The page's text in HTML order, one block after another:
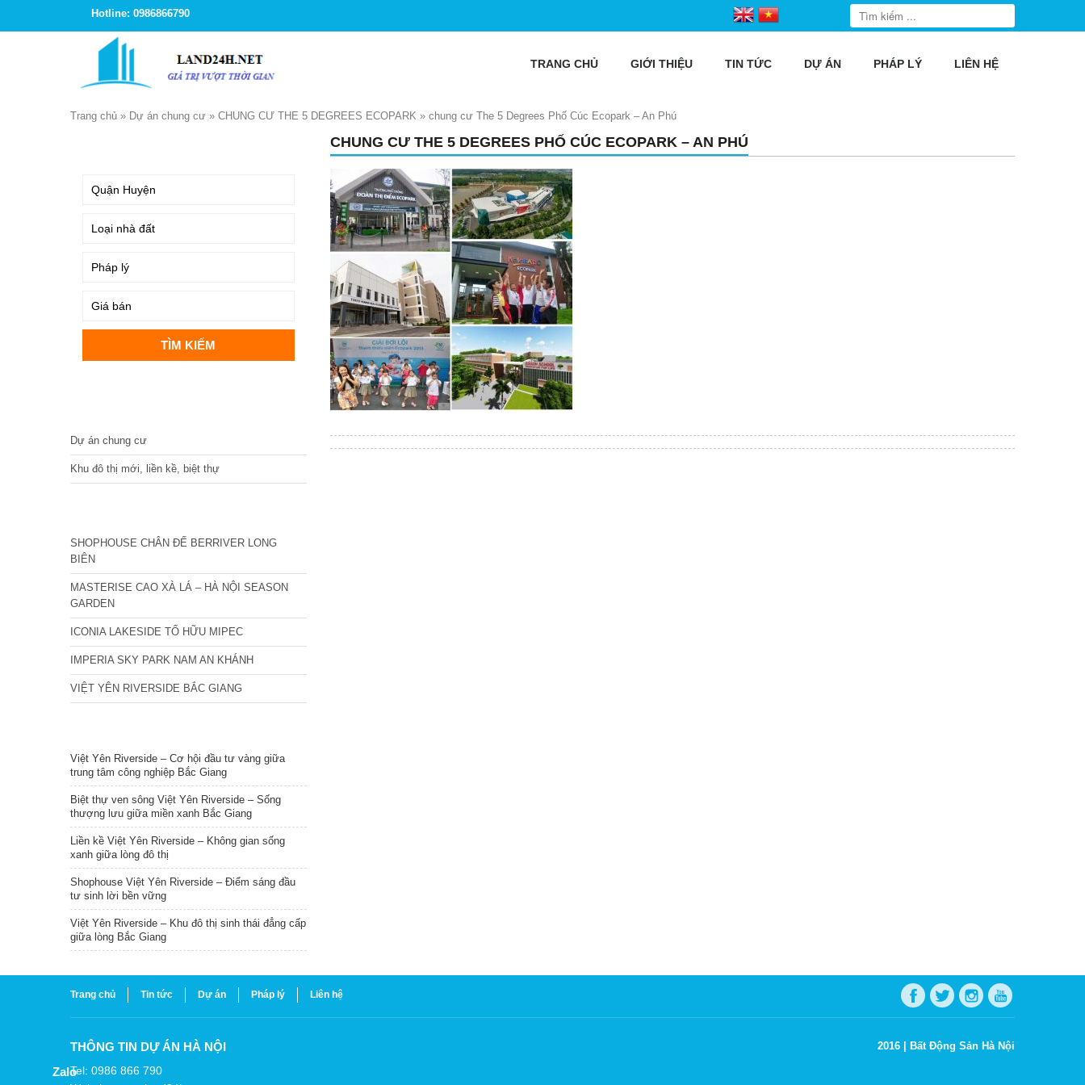
Hotline: 0986866790
TRANG CHỦ GIỚI THIỆU TIN TỨC DỰ ÁN PHÁP LÝ LIÊN HỆ
Trang chủ » Dự án chung cư » CHUNG CƯ THE 5 DEGREES ECOPARK » chung cư The 5 Degrees Phố Cúc Ecopark – An Phú
CHUNG CƯ THE 5 DEGREES PHỐ CÚC ECOPARK – AN PHÚ
Dự án chung cư
Khu đô thị mới, liền kề, biệt thự
SHOPHOUSE CHÂN ĐẾ BERRIVER LONG
BIÊN
MASTERISE CAO XÀ LÁ – HÀ NỘI SEASON
GARDEN
ICONIA LAKESIDE TỐ HỮU MIPEC
IMPERIA SKY PARK NAM AN KHÁNH
VIỆT YÊN RIVERSIDE BẮC GIANG
Việt Yên Riverside – Cơ hội đầu tư vàng giữa
trung tâm công nghiệp Bắc Giang
Biệt thự ven sông Việt Yên Riverside – Sống
thượng lưu giữa miền xanh Bắc Giang
Liền kề Việt Yên Riverside – Không gian sống
xanh giữa lòng đô thị
Shophouse Việt Yên Riverside – Điểm sáng đầu
tư sinh lời bền vững
Việt Yên Riverside – Khu đô thị sinh thái đẳng cấp
giữa lòng Bắc Giang
Trang chủ Tin tức Dự án Pháp lý Liên hệ
THÔNG TIN DỰ ÁN HÀ NỘI
Tel: 0986 866 790
2016 | Bất Động Sản Hà Nội
Zalo